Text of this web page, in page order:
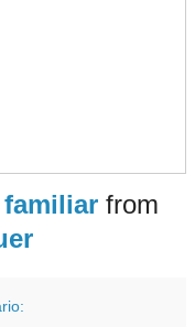
from